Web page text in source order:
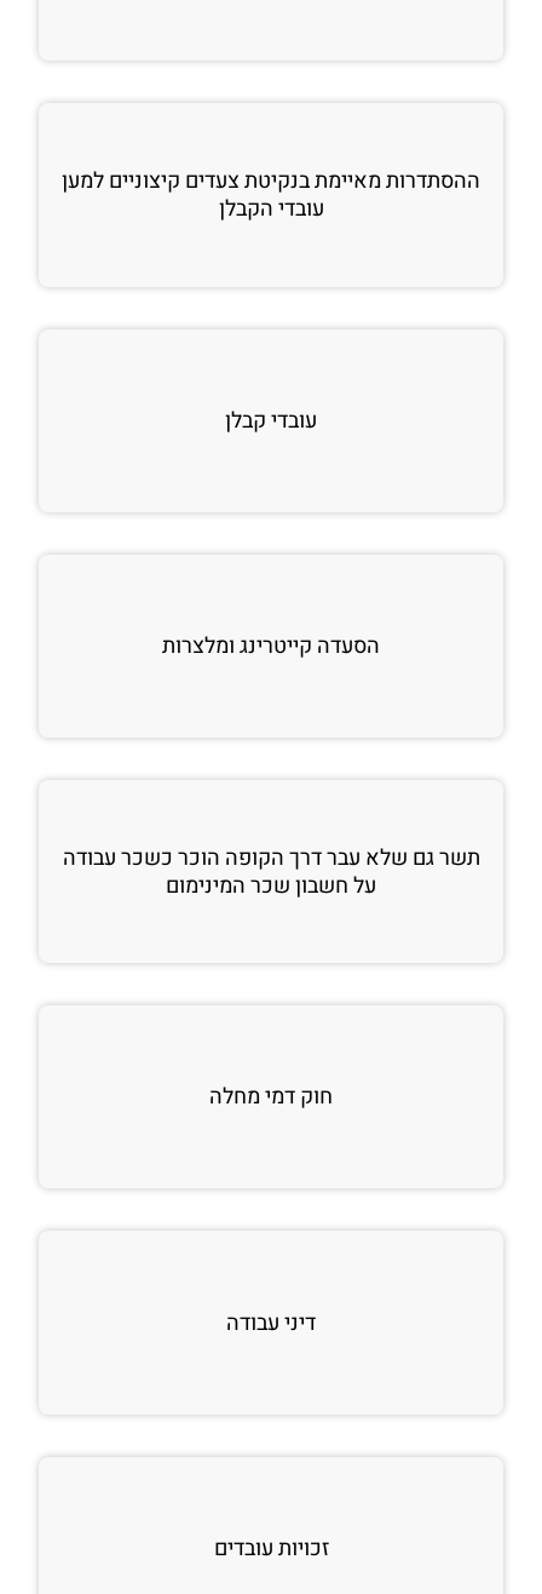
ההסתדרות מאיימת בנקיטת צעדים קיצוניים למען
עובדי הקבלן
עובדי קבלן
הסעדה קייטרינג ומלצרות
תשר גם שלא עבר דרך הקופה הוכר כשכר עבודה
על חשבון שכר המינימום
חוק דמי מחלה
דיני עבודה
זכויות עובדים